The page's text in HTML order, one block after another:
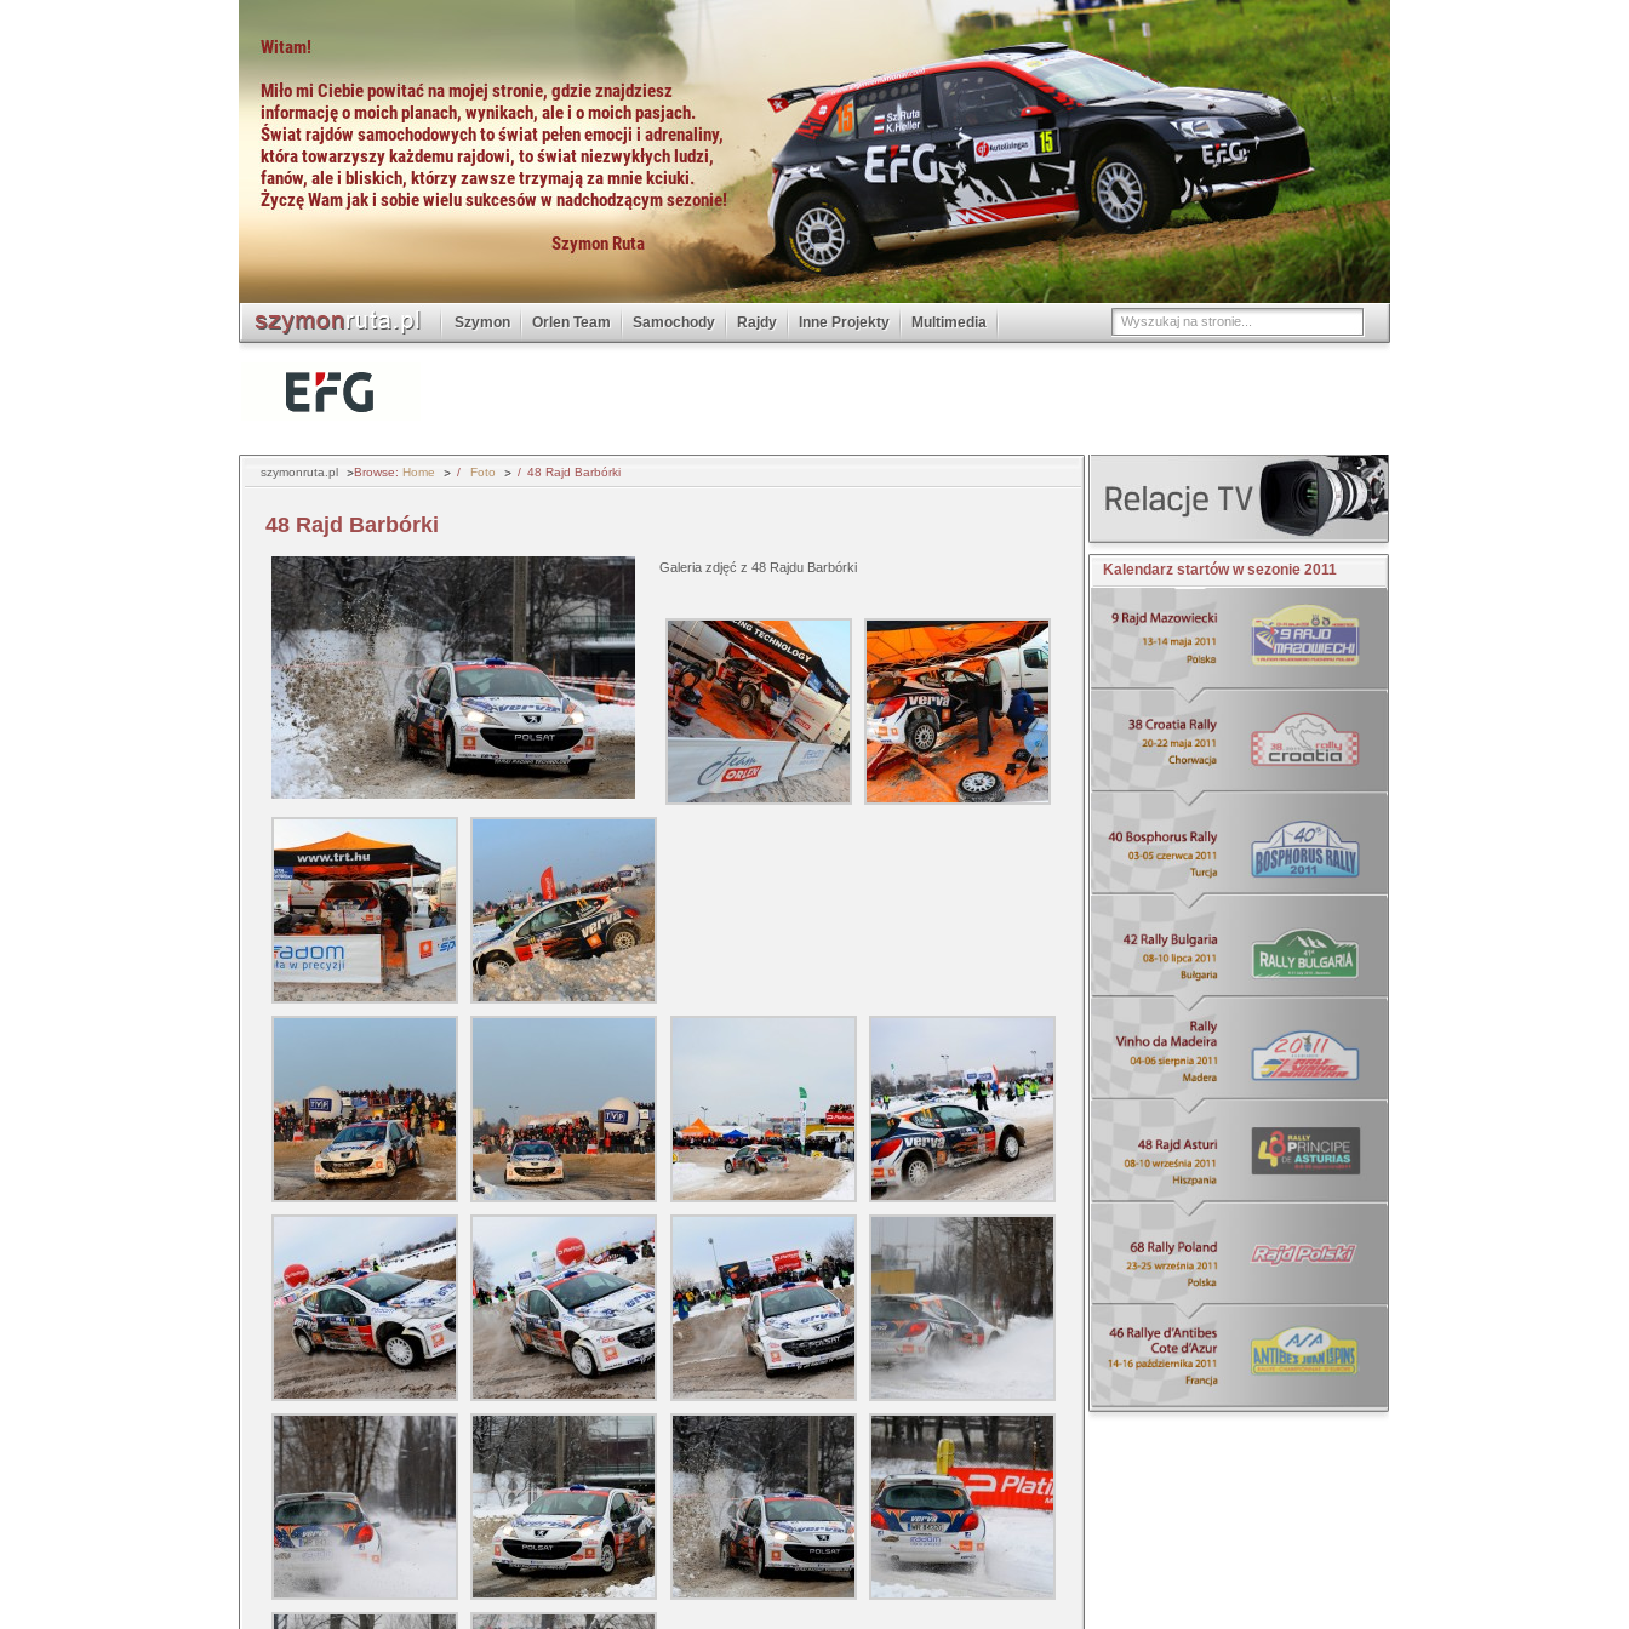
Szymon Orlen Team Samochody Rajdy Inne Projekty Multimedia
szymonruta.pl Browse: Home Foto 48 Rajd Barbórki
48 Rajd Barbórki
Galeria zdjęć z 48 Rajdu Barbórki Kalendarz startów w sezonie 2011